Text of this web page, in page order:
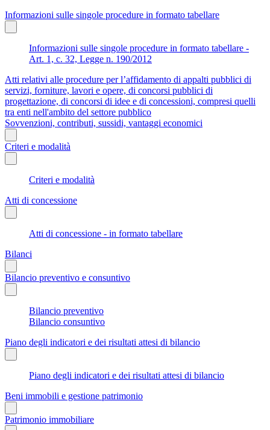
Informazioni sulle singole procedure in formato tabellare
Informazioni sulle singole procedure in formato tabellare -
Art. 1, c. 32, Legge n. 190/2012
Atti relativi alle procedure per l’affidamento di appalti pubblici di
servizi, forniture, lavori e opere, di concorsi pubblici di
progettazione, di concorsi di idee e di concessioni, compresi quelli
tra enti nell'ambito del settore pubblico
Sovvenzioni, contributi, sussidi, vantaggi economici
Criteri e modalità
Criteri e modalità
Atti di concessione
Atti di concessione - in formato tabellare
Bilanci
Bilancio preventivo e consuntivo
Bilancio preventivo
Bilancio consuntivo
Piano degli indicatori e dei risultati attesi di bilancio
Piano degli indicatori e dei risultati attesi di bilancio
Beni immobili e gestione patrimonio
Patrimonio immobiliare